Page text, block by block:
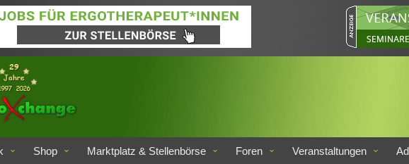
Shop Marktplatz & Stellenbörse Foren Veranstaltungen